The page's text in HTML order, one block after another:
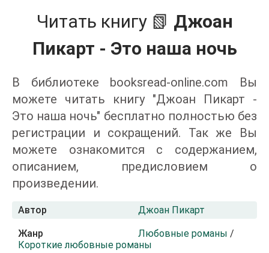
Читать книгу 📗 Джоан
Пикарт - Это наша ночь
В библиотеке booksread-online.com Вы
можете читать книгу "Джоан Пикарт -
Это наша ночь" бесплатно полностью без
регистрации и сокращений. Так же Вы
можете ознакомится с содержанием,
описанием, предисловием о
произведении.
Автор Джоан Пикарт
Жанр Любовные романы /
Короткие любовные романы